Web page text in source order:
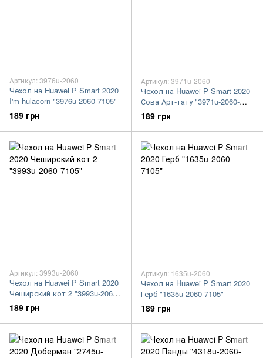
Артикул: 3976u-2060
Чехол на Huawei P Smart 2020
I'm hulacorn "3976u-2060-7105"
189 грн
Артикул: 3971u-2060
Чехол на Huawei P Smart 2020
Сова Арт-тату "3971u-2060-
7105"
189 грн
Артикул: 3993u-2060
Чехол на Huawei P Smart 2020
Чеширский кот 2 "3993u-2060-
7105"
189 грн
Артикул: 1635u-2060
Чехол на Huawei P Smart 2020
Герб "1635u-2060-7105"
189 грн